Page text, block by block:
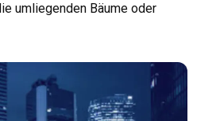
umliegenden Bäume oder